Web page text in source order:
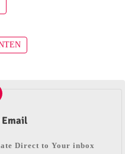
Email
Direct to Your inbox